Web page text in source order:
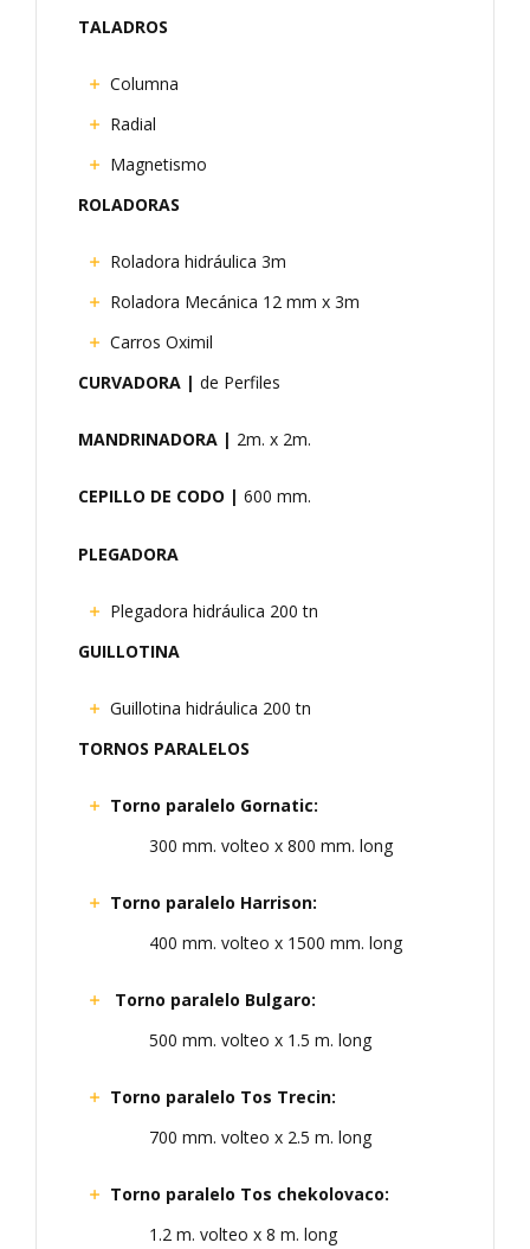
TALADROS
Columna
Radial
Magnetismo
ROLADORAS
Roladora hidráulica 3m
Roladora Mecánica 12 mm x 3m
Carros Oximil
CURVADORA | de Perfiles
MANDRINADORA | 2m. x 2m.
CEPILLO DE CODO | 600 mm.
PLEGADORA
Plegadora hidráulica 200 tn
GUILLOTINA
Guillotina hidráulica 200 tn
TORNOS PARALELOS
Torno paralelo Gornatic:
300 mm. volteo x 800 mm. long
Torno paralelo Harrison:
400 mm. volteo x 1500 mm. long
Torno paralelo Bulgaro:
500 mm. volteo x 1.5 m. long
Torno paralelo Tos Trecin:
700 mm. volteo x 2.5 m. long
Torno paralelo Tos chekolovaco:
1.2 m. volteo x 8 m. long